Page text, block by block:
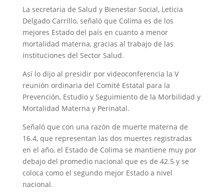
La secretaria de Salud y Bienestar Social, Leticia
Delgado Carrillo, señaló que Colima es de los
mejores Estado del país en cuanto a menor
mortalidad materna, gracias al trabajo de las
instituciones del Sector Salud.
Así lo dijo al presidir por videoconferencia la V
reunión ordinaria del Comité Estatal para la
Prevención, Estudio y Seguimiento de la Morbilidad y
Mortalidad Materna y Perinatal.
Señaló que con una razón de muerte materna de
16.4, que representan las dos muertes registradas
en el año, el Estado de Colima se mantiene muy por
debajo del promedio nacional que es de 42.5 y se
coloca como el segundo mejor Estado a nivel
nacional.